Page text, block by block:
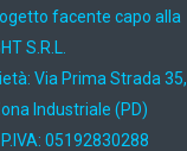
facente capo alla
S.R.L.
Via Prima Strada 35,
Industriale (PD)
05192830288